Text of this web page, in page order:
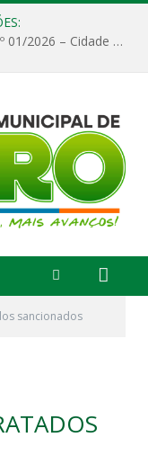
EDITAL DE CHAMAMENTO PÚBLICO Nº 01/2026 – Cidade de Faro
sancionados